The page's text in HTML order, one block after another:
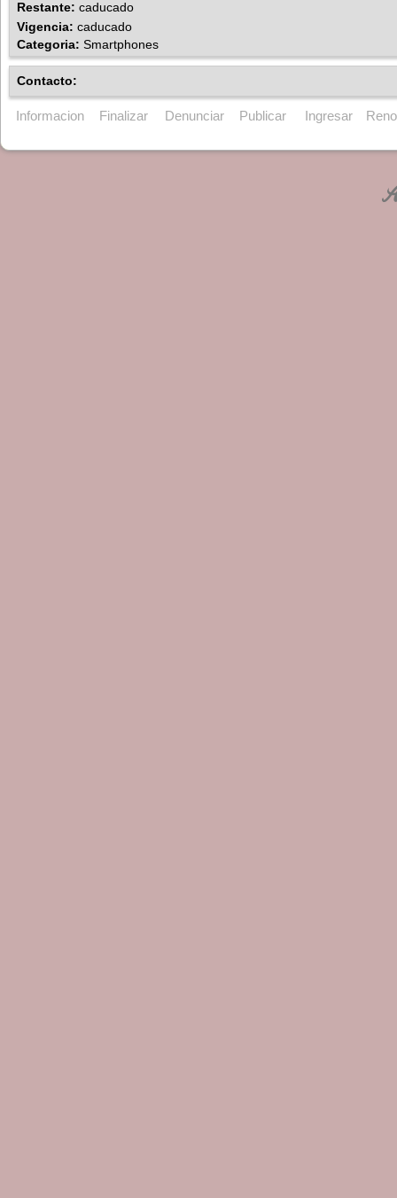
Restante: caducado
Vigencia: caducado
Categoria: Smartphones
Contacto:
Informacion Finalizar Denunciar Publicar Ingresar